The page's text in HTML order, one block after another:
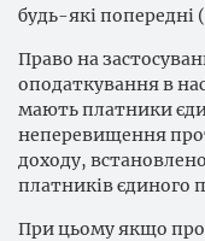
будь-які попередні
Право на
оподаткування в
мають платники
неперевищення
доходу,
платників єдиного
При цьому якщо